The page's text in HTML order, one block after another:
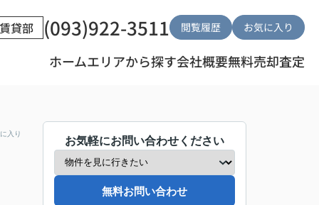
賃貸部 (093)922-3511 閲覧履歴 お気に入り
ホームエリアから探す会社概要無料売却査定
入り
お気軽にお問い合わせください
無料お問い合わせ